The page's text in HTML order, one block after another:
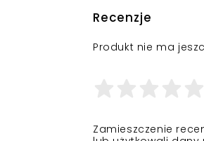
Recenzje
Produkt nie ma
Zamieszczenie